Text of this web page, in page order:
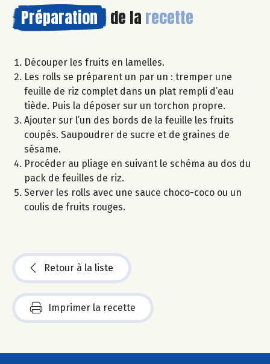
Préparation de la recette
Découper les fruits en lamelles.
Les rolls se préparent un par un : tremper une
feuille de riz complet dans un plat rempli d’eau
tiède. Puis la déposer sur un torchon propre.
Ajouter sur l’un des bords de la feuille les fruits
coupés. Saupoudrer de sucre et de graines de
sésame.
Procéder au pliage en suivant le schéma au dos du
pack de feuilles de riz.
Server les rolls avec une sauce choco-coco ou un
coulis de fruits rouges.
Retour à la liste
Imprimer la recette